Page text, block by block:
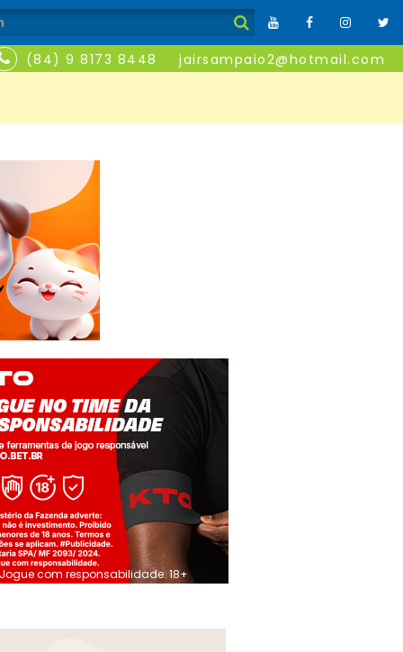
(84) 9 8173 8448 jairsampaio2@hotmail.com
Jogue com responsabilidade. 18+